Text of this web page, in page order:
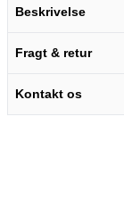
Beskrivelse
Fragt & retur
Kontakt os